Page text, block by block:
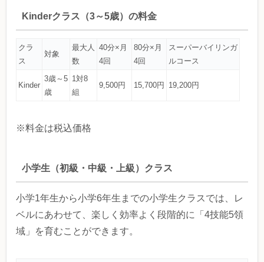
Kinderクラス（3～5歳）の料金
クラ
ス
対象
最大人
数
40分×月
4回
80分×月
4回
スーパーバイリンガ
ルコース
Kinder
3歳～5
歳
1対8
組
9,500円 15,700円 19,200円
※料金は税込価格
小学生（初級・中級・上級）クラス
小学1年生から小学6年生までの小学生クラスでは、レ
ベルにあわせて、楽しく効率よく段階的に「4技能5領
域」を育むことができます。